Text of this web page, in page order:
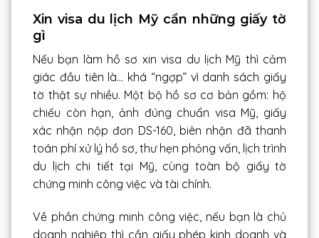
Xin visa du lịch Mỹ cần những giấy tờ
gì
Nếu bạn làm hồ sơ xin visa du lịch Mỹ thì cảm
giác đầu tiên là… khá “ngợp” vì danh sách giấy
tờ thật sự nhiều. Một bộ hồ sơ cơ bản gồm: hộ
chiếu còn hạn, ảnh đúng chuẩn visa Mỹ, giấy
xác nhận nộp đơn DS-160, biên nhận đã thanh
toán phí xử lý hồ sơ, thư hẹn phỏng vấn, lịch trình
du lịch chi tiết tại Mỹ, cùng toàn bộ giấy tờ
chứng minh công việc và tài chính.
Về phần chứng minh công việc, nếu bạn là chủ
doanh nghiệp thì cần giấy phép kinh doanh và